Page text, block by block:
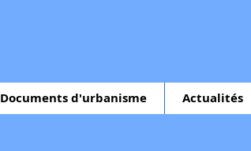
Documents d'urbanisme Actualités